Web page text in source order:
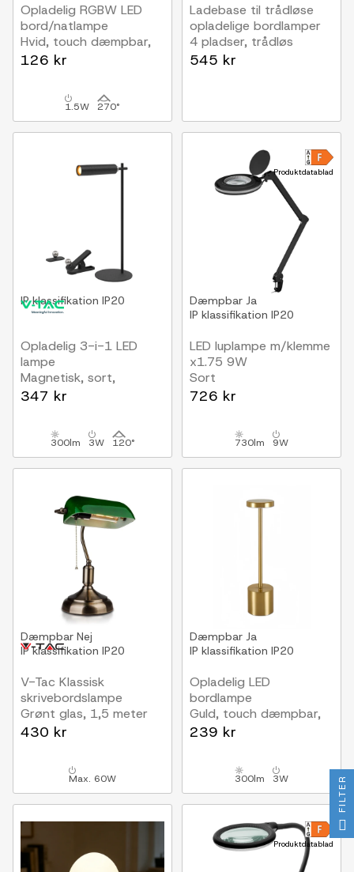
Opladelig RGBW LED
bord/natlampe
Hvid, touch dæmpbar,
IP20 indendørs
126 kr
1.5W 270°
Ladebase til trådløse
opladelige bordlamper
4 pladser, trådløs
opladning
545 kr
IP klassifikation IP20
Opladelig 3-i-1 LED
lampe
Magnetisk, sort,
dæmpbar, inkl. fod og 2
347 kr
300lm 3W 120°
Produktdatablad
Dæmpbar Ja
IP klassifikation IP20
LED luplampe m/klemme
x1.75 9W
Sort
726 kr
730lm 9W
Dæmpbar Nej
IP klassifikation IP20
V-Tac Klassisk
skrivebordslampe
Grønt glas, 1,5 meter
ledning, E27 fatning,
430 kr
Max. 60W
Dæmpbar Ja
IP klassifikation IP20
Opladelig LED
bordlampe
Guld, touch dæmpbar,
CCT, IP20
239 kr
300lm 3W
Produktdatablad
FILTER